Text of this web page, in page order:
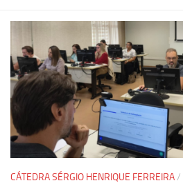
Inscrição
Atividades
Cátedras
Pesquisa
Grupos de Estudo
CÁTEDRA SÉRGIO HENRIQUE FERREIRA/